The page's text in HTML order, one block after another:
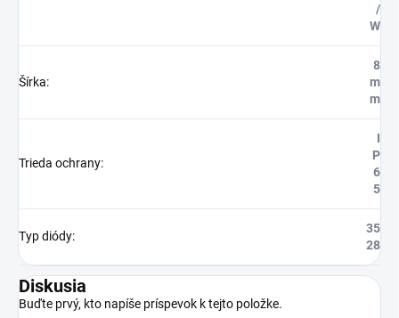
/
W
Šírka:
8
m
m
Trieda ochrany:
I
P
6
5
Typ diódy:
35
28
Diskusia
Buďte prvý, kto napíše príspevok k tejto položke.